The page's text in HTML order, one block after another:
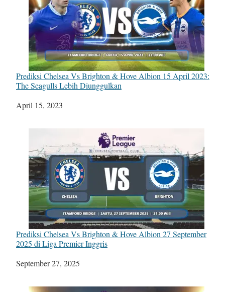
Prediksi Chelsea Vs Brighton & Hove Albion 15 April 2023:
The Seagulls Lebih Diunggulkan
Tanggal
April 15, 2023
Prediksi Chelsea Vs Brighton & Hove Albion 27 September
2025 di Liga Premier Inggris
Tanggal
September 27, 2025